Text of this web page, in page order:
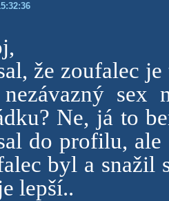
že zoufalec
sex
Ne, já to
do profilu,
byl a snažil
lepší..